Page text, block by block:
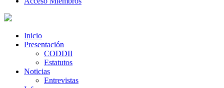
Inicio
Presentación
CODDII
Estatutos
Noticias
Entrevistas